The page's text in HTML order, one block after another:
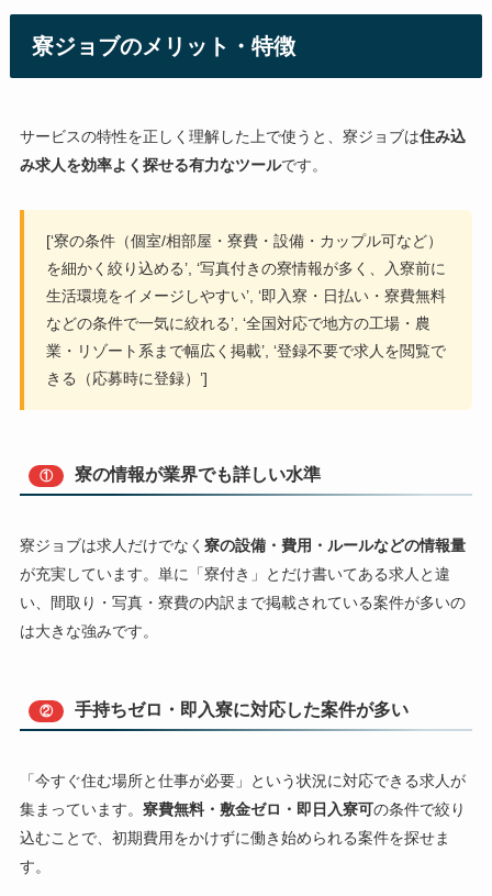
寮ジョブのメリット・特徴
サービスの特性を正しく理解した上で使うと、寮ジョブは住み込
み求人を効率よく探せる有力なツールです。
[‘寮の条件（個室/相部屋・寮費・設備・カップル可など）
を細かく絞り込める’, ‘写真付きの寮情報が多く、入寮前に
生活環境をイメージしやすい’, ‘即入寮・日払い・寮費無料
などの条件で一気に絞れる’, ‘全国対応で地方の工場・農
業・リゾート系まで幅広く掲載’, ‘登録不要で求人を閲覧で
きる（応募時に登録）’]
① 寮の情報が業界でも詳しい水準
寮ジョブは求人だけでなく 寮の設備・費用・ルールなどの情報量
が充実しています。単に「寮付き」とだけ書いてある求人と違
い、間取り・写真・寮費の内訳まで掲載されている案件が多いの
は大きな強みです。
② 手持ちゼロ・即入寮に対応した案件が多い
「今すぐ住む場所と仕事が必要」という状況に対応できる求人が
集まっています。 寮費無料・敷金ゼロ・即日入寮可の条件で絞り
込むことで、初期費用をかけずに働き始められる案件を探せま
す。